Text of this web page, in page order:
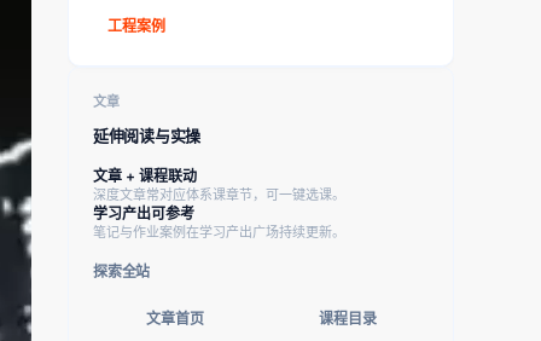
工程案例
文章
延伸阅读与实操
文章 + 课程联动
深度文章常对应体系课章节，可一键选课。
学习产出可参考
笔记与作业案例在学习产出广场持续更新。
探索全站
文章首页 课程目录